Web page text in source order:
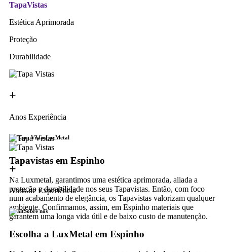
TapaVistas
Estética Aprimorada
Proteção
Durabilidade
+
Anos Experiência
LuxMetal
Tapavistas em Espinho
Na Luxmetal, garantimos uma estética aprimorada, aliada a
proteção e durabilidade nos seus Tapavistas. Então, com foco
num acabamento de elegância, os Tapavistas valorizam qualquer
ambiente. Confirmamos, assim, em Espinho materiais que
garantem uma longa vida útil e de baixo custo de manutenção.
+
Anos de Experiência
Sobre nós
Escolha a LuxMetal em Espinho